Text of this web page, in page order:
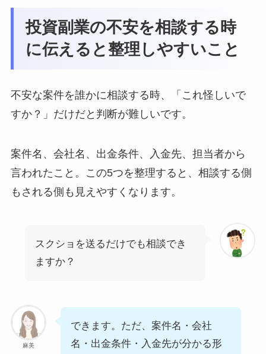
投資副業の不安を相談する時
に伝えると整理しやすいこと
不安な案件を誰かに相談する時、「これ怪しいで
すか？」だけだと判断が難しいです。
案件名、会社名、出金条件、入金先、担当者から
言われたこと。この5つを整理すると、相談する側
もされる側も見えやすくなります。
スクショを送るだけでも相談でき
ますか？
麻美
できます。ただ、案件名・会社
名・出金条件・入金先が分かる形